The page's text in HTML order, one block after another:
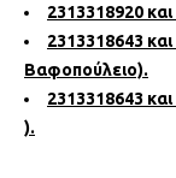
2313318920 και
2313318643 και
Βαφοπούλειο).
2313318643 και
).